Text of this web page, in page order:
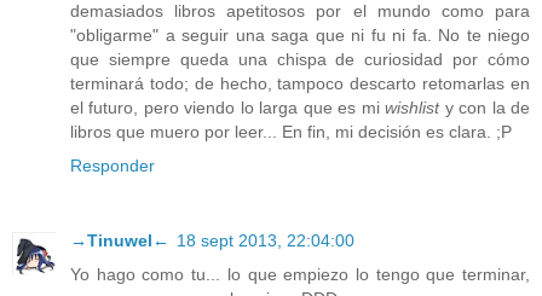
demasiados libros apetitosos por el mundo como para
"obligarme" a seguir una saga que ni fu ni fa. No te niego
que siempre queda una chispa de curiosidad por cómo
terminará todo; de hecho, tampoco descarto retomarlas en
el futuro, pero viendo lo larga que es miwishlisty con la de
libros que muero por leer... En fin, mi decisión es clara. ;P
Responder
→Tinuwel← 18 sept 2013, 22:04:00
Yo hago como tu... lo que empiezo lo tengo que terminar,